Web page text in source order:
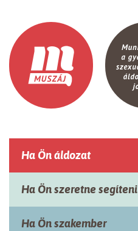
Ha Ön áldozat
Ha Ön szeretne segíteni
Ha Ön szakember